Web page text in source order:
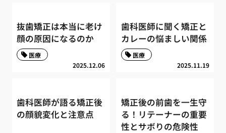
抜歯矯正は本当に老け
顔の原因になるのか
2025.12.06
医療
歯科医師に聞く矯正と
カレーの悩ましい関係
2025.11.19
医療
歯科医師が語る矯正後
の顔貌変化と注意点
矯正後の前歯を一生守
る！リテーナーの重要
性とサボりの危険性